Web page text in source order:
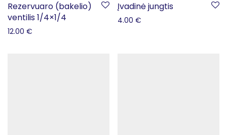
Rezervuaro (bakelio)
ventilis 1/4×1/4
12.00 €
Įvadinė jungtis
4.00 €